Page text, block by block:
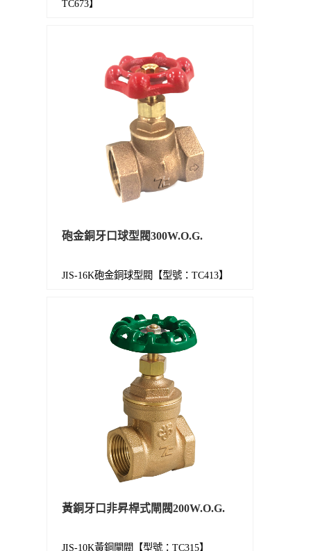
TC673】
砲金銅牙口球型閥300W.O.G.
JIS-16K砲金銅球型閥【型號：TC413】
黃銅牙口非昇桿式閘閥200W.O.G.
JIS-10K黃銅閘閥【型號：TC315】